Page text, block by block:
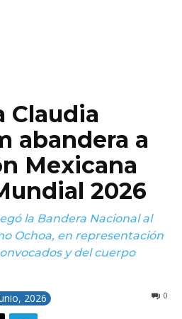
Claudia
abandera a
Mexicana
2026
la Bandera Nacional al
Ochoa, en representación
y del cuerpo
2026 0